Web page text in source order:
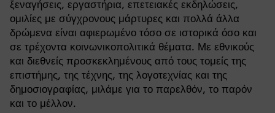
ξεναγήσεις, εργαστήρια, επετειακές εκδηλώσεις,
ομιλίες με σύγχρονους μάρτυρες και πολλά άλλα
δρώμενα είναι αφιερωμένο τόσο σε ιστορικά όσο και
σε τρέχοντα κοινωνικοπολιτικά θέματα. Με εθνικούς
και διεθνείς προσκεκλημένους από τους τομείς της
επιστήμης, της τέχνης, της λογοτεχνίας και της
δημοσιογραφίας, μιλάμε για το παρελθόν, το παρόν
και το μέλλον.